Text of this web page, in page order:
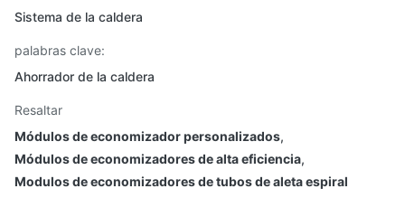
Sistema de la caldera
palabras clave:
Ahorrador de la caldera
Resaltar
Módulos de economizador personalizados,
Módulos de economizadores de alta eficiencia,
Modulos de economizadores de tubos de aleta espiral